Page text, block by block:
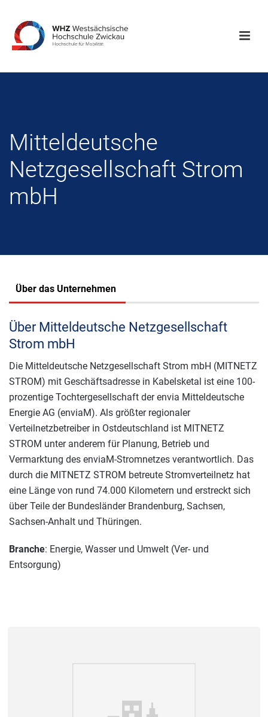
Mitteldeutsche
Netzgesellschaft Strom
mbH
Über das Unternehmen
Über Mitteldeutsche Netzgesellschaft
Strom mbH
Die Mitteldeutsche Netzgesellschaft Strom mbH (MITNETZ
STROM) mit Geschäftsadresse in Kabelsketal ist eine 100-
prozentige Tochtergesellschaft der envia Mitteldeutsche
Energie AG (enviaM). Als größter regionaler
Verteilnetzbetreiber in Ostdeutschland ist MITNETZ
STROM unter anderem für Planung, Betrieb und
Vermarktung des enviaM-Stromnetzes verantwortlich. Das
durch die MITNETZ STROM betreute Stromverteilnetz hat
eine Länge von rund 74.000 Kilometern und erstreckt sich
über Teile der Bundesländer Brandenburg, Sachsen,
Sachsen-Anhalt und Thüringen.
Branche: Energie, Wasser und Umwelt (Ver- und
Entsorgung)